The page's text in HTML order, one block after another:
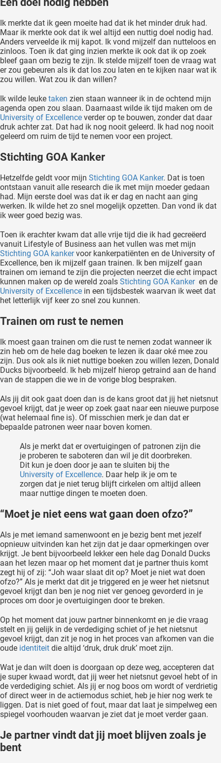
Ik merkte dat ik geen moeite had dat ik het minder druk had.
Maar ik merkte ook dat ik wel altijd een nuttig doel nodig had.
Anders verveelde ik mij kapot. Ik vond mijzelf dan nutteloos en
zinloos. Toen ik dat ging inzien merkte ik ook dat ik op zoek
bleef gaan om bezig te zijn. Ik stelde mijzelf toen de vraag wat
er zou gebeuren als ik dat los zou laten en te kijken naar wat ik
zou willen. Wat zou ik dan willen?
Ik wilde leuke taken zien staan wanneer ik in de ochtend mijn
agenda open zou slaan. Daarnaast wilde ik tijd maken om de
University of Excellence verder op te bouwen, zonder dat daar
druk achter zat. Dat had ik nog nooit geleerd. Ik had nog nooit
geleerd om ruim de tijd te nemen voor een project.
Stichting GOA Kanker
Hetzelfde geldt voor mijn Stichting GOA Kanker. Dat is toen
ontstaan vanuit alle research die ik met mijn moeder gedaan
had. Mijn eerste doel was dat ik er dag en nacht aan ging
werken. Ik wilde het zo snel mogelijk opzetten. Dan vond ik dat
ik weer goed bezig was.
Toen ik erachter kwam dat alle vrije tijd die ik had gecreëerd
vanuit Lifestyle of Business aan het vullen was met mijn
Stichting GOA kankervoor kankerpatiënten en de University of
Excellence, ben ik mijzelf gaan trainen. Ik ben mijzelf gaan
trainen om iemand te zijn die projecten neerzet die echt impact
kunnen maken op de wereld zoals Stichting GOA Kankeren de
University of Excellence in een tijdsbestek waarvan ik weet dat
het letterlijk vijf keer zo snel zou kunnen.
Trainen om rust te nemen
Ik moest gaan trainen om die rust te nemen zodat wanneer ik
zin heb om de hele dag boeken te lezen ik daar oké mee zou
zijn. Dus ook als ik niet nuttige boeken zou willen lezen, Donald
Ducks bijvoorbeeld. Ik heb mijzelf hierop getraind aan de hand
van de stappen die we in de vorige blog bespraken.
Als jij dit ook gaat doen dan is de kans groot dat jij het nietsnut
gevoel krijgt, dat je weer op zoek gaat naar een nieuwe purpose
(wat helemaal fine is). Of misschien merk je dan dat er
bepaalde patronen weer naar boven komen.
Als je merkt dat er overtuigingen of patronen zijn die
je proberen te saboteren dan wil je dit doorbreken.
Dit kun je doen door je aan te sluiten bij the
University of Excellence. Daar help ik je om te
zorgen dat je niet terug blijft cirkelen om altijd alleen
maar nuttige dingen te moeten doen.
“Moet je niet eens wat gaan doen ofzo?”
Als je met iemand samenwoont en je bezig bent met jezelf
opnieuw uitvinden kan het zijn dat je daar opmerkingen over
krijgt. Je bent bijvoorbeeld lekker een hele dag Donald Ducks
aan het lezen maar op het moment dat je partner thuis komt
zegt hij of zij: “Joh waar slaat dit op? Moet je niet wat doen
ofzo?” Als je merkt dat dit je triggered en je weer het nietsnut
gevoel krijgt dan ben je nog niet ver genoeg gevorderd in je
proces om door je overtuigingen door te breken.
Op het moment dat jouw partner binnenkomt en je die vraag
stelt en jij gelijk in de verdediging schiet of je het nietsnut
gevoel krijgt, dan zit je nog in het proces van afkomen van die
oude identiteit die altijd ‘druk, druk druk’ moet zijn.
Wat je dan wilt doen is doorgaan op deze weg, accepteren dat
je super kwaad wordt, dat jij weer het nietsnut gevoel hebt of in
de verdediging schiet. Als jij er nog boos om wordt of verdrietig
of direct weer in de actiemodus schiet, heb je hier nog werk te
liggen. Dat is niet goed of fout, maar dat laat je simpelweg een
spiegel voorhouden waarvan je ziet dat je moet verder gaan.
Je partner vindt dat jij moet blijven zoals je
bent